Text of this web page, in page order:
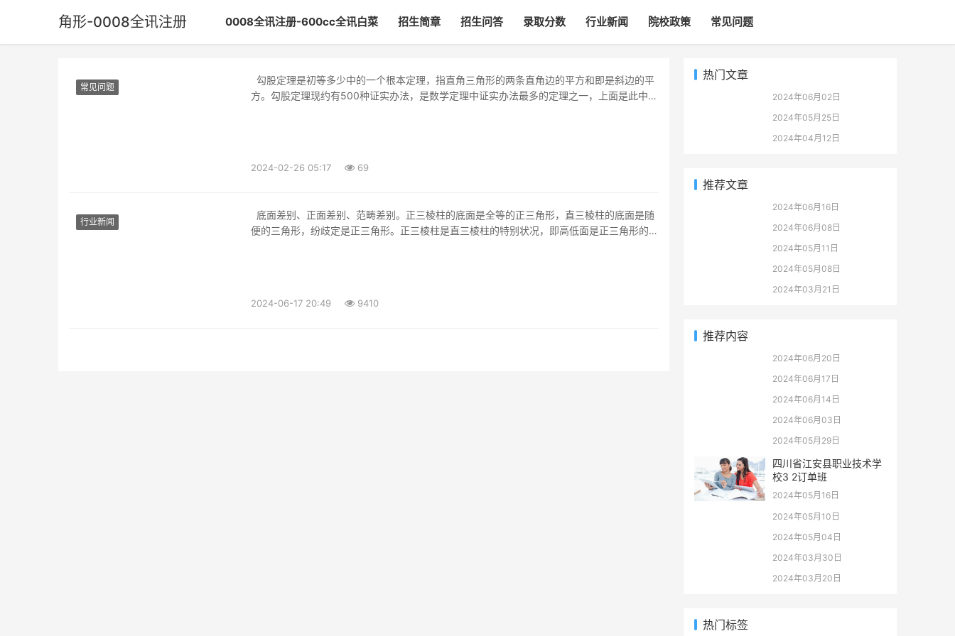
角形-0008全讯注册 0008全讯注册-600cc全讯白菜 招生简章 招生问答 录取分数 行业新闻 院校政策 常见问题
常见问题
方。勾股定理现约有500种证实办法，是数学定理中证实办法最多的定理之一，上面是此中一
2024-02-26 05:17 69
行业新闻
便的三角形，纷歧定是正三角形。正三棱柱是直三棱柱的特别状况，即高低面是正三角形的直
2024-06-17 20:49 9410
热门文章
2024年06月02日
2024年05月25日
2024年04月12日
推荐文章
2024年06月16日
2024年06月08日
2024年05月11日
2024年05月08日
2024年03月21日
推荐内容
2024年06月20日
2024年06月17日
2024年06月14日
2024年06月03日
2024年05月29日
四川省江安县职业技术学
校3 2订单班
2024年05月16日
2024年05月10日
2024年05月04日
2024年03月30日
2024年03月20日
热门标签